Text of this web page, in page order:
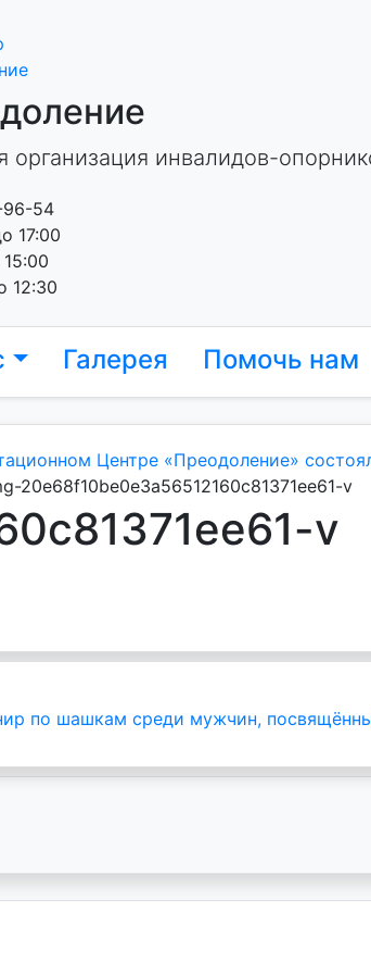
инвалидов-
54
17:00
12:30
Галерея Помочь нам
Центре «Преодоление»
20e68f10be0e3a56512160c81371ee61-v
v
по шашкам среди мужчин,